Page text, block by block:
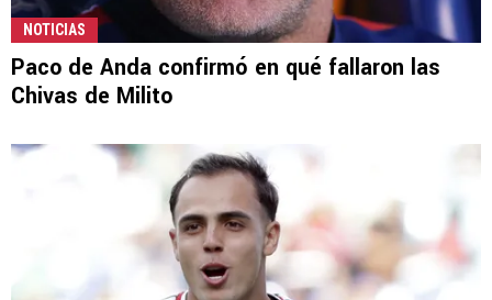
NOTICIAS
Paco de Anda confirmó en qué fallaron las
Chivas de Milito